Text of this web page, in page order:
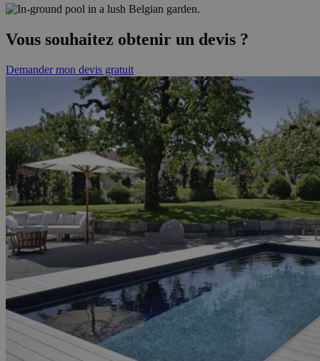
Vous souhaitez obtenir un devis ?
Demander mon devis gratuit